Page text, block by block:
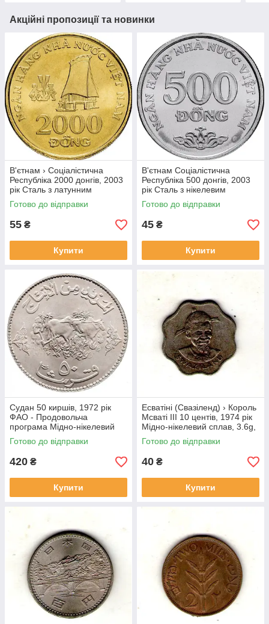
Акційні пропозиції та новинки
В'єтнам › Соціалістична
Республіка 2000 донгів, 2003
рік Сталь з латунним
покриттям, 5g, ø 23.92mm
№1902
Готово до відправки
55 ₴
Купити
В'єтнам Соціалістична
Республіка 500 донгів, 2003
рік Сталь з нікелевим
покриттям, 4.5g, ø 21.86mm
№1907
Готово до відправки
45 ₴
Купити
Судан 50 киршів, 1972 рік
ФАО - Продовольча
програма Мідно-нікелевий
сплав, 22.63g, ø 40mm
№4143
Готово до відправки
420 ₴
Купити
Есватіні (Свазіленд) › Король
Мсваті III 10 центів, 1974 рік
Мідно-нікелевий сплав, 3.6g,
ø 22mm №1814
Готово до відправки
40 ₴
Купити